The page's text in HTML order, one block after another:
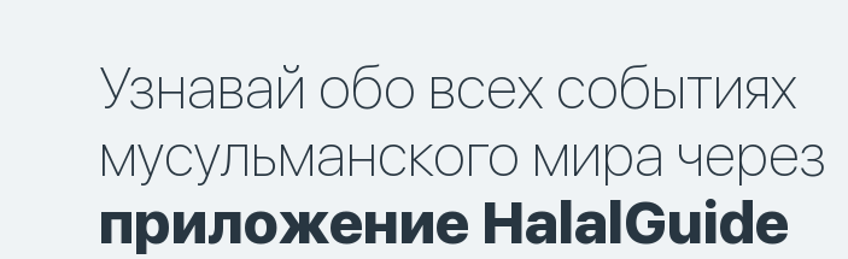
Узнавай обо всех событиях
мусульманского мира через
приложение HalalGuide